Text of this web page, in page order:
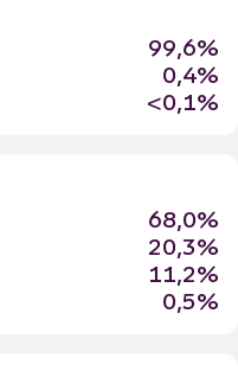
99,6%
0,4%
<0,1%
68,0%
20,3%
11,2%
0,5%